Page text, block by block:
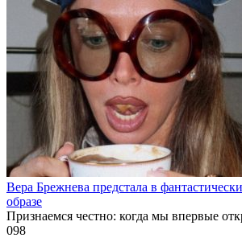
Вера Брежнева предстала в
образе
Признаемся честно: когда мы впервые
098